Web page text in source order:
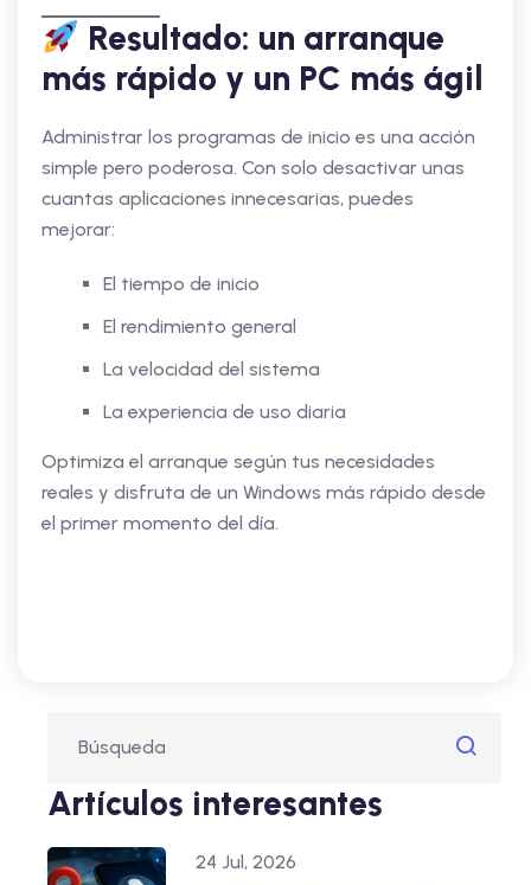
Resultado: un arranque
más rápido y un PC más ágil
Administrar los programas de inicio es una acción
simple pero poderosa. Con solo desactivar unas
cuantas aplicaciones innecesarias, puedes
mejorar:
El tiempo de inicio
El rendimiento general
La velocidad del sistema
La experiencia de uso diaria
Optimiza el arranque según tus necesidades
reales y disfruta de un Windows más rápido desde
el primer momento del día.
Artículos interesantes
24 Jul, 2026